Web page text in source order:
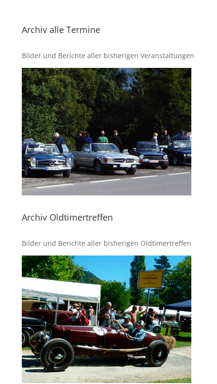
Archiv alle Termine
Bilder und Berichte aller bisherigen Veranstaltungen
Archiv Oldtimertreffen
Bilder und Berichte aller bisherigen Oldtimertreffen